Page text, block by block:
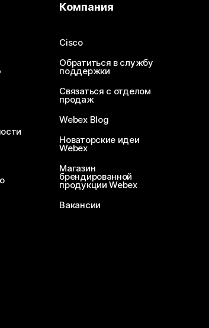
Компания
Cisco
Обратиться в службу
поддержки
Связаться с отделом
продаж
Webex Blog
Новаторские идеи
Webex
Магазин
брендированной
продукции Webex
Вакансии